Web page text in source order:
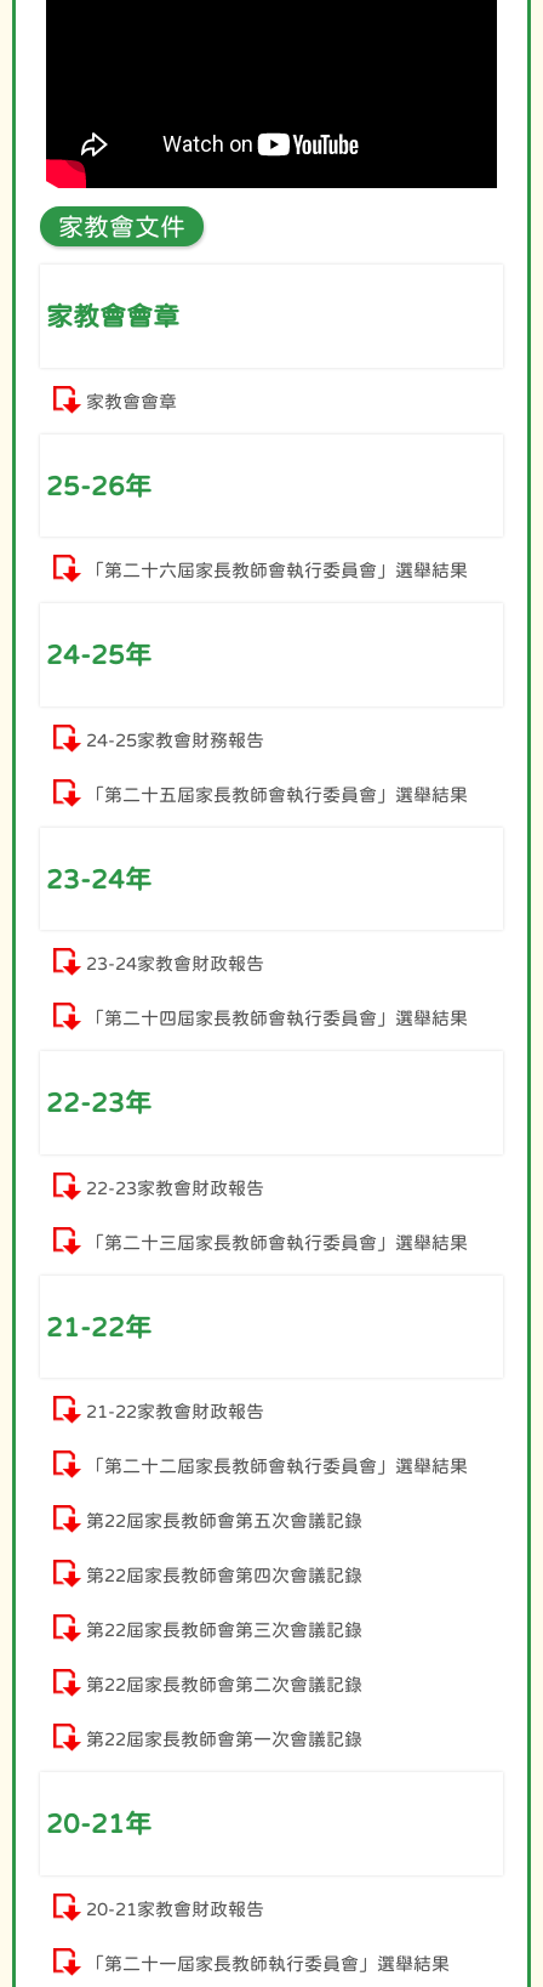
家教會文件
家教會會章
家教會會章
25-26年
「第二十六屆家長教師會執行委員會」選舉結果
24-25年
24-25家教會財務報告
「第二十五屆家長教師會執行委員會」選舉結果
23-24年
23-24家教會財政報告
「第二十四屆家長教師會執行委員會」選舉結果
22-23年
22-23家教會財政報告
「第二十三屆家長教師會執行委員會」選舉結果
21-22年
21-22家教會財政報告
「第二十二屆家長教師會執行委員會」選舉結果
第22屆家長教師會第五次會議記錄
第22屆家長教師會第四次會議記錄
第22屆家長教師會第三次會議記錄
第22屆家長教師會第二次會議記錄
第22屆家長教師會第一次會議記錄
20-21年
20-21家教會財政報告
「第二十一屆家長教師執行委員會」選舉結果